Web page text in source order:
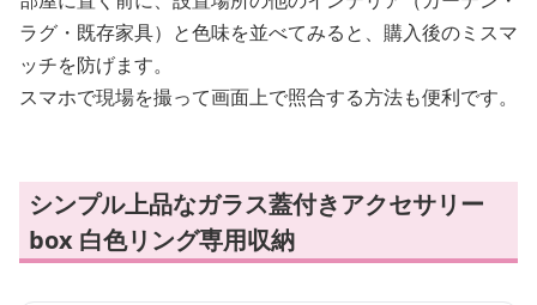
ラグ・既存家具）と色味を並べてみると、購入後のミスマ
ッチを防げます。
スマホで現場を撮って画面上で照合する方法も便利です。
シンプル上品なガラス蓋付きアクセサリー
box 白色リング専用収納